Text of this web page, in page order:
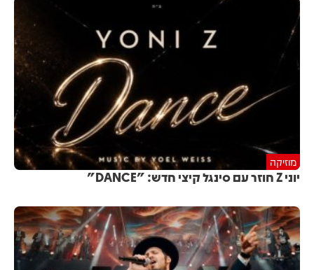
מוזיקה
יוני Z חוזר עם סינגל קיצי חדש: "DANCE"